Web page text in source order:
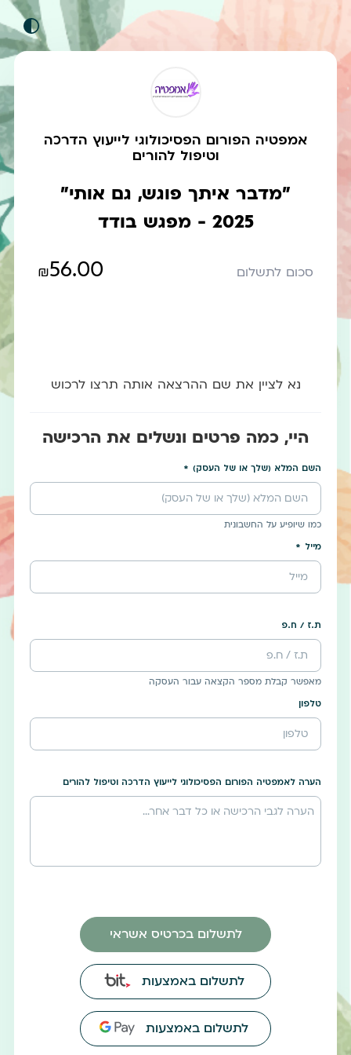
אמפטיה הפורום הפסיכולוגי לייעוץ הדרכה
וטיפול להורים
"מדבר איתך פוגש, גם אותי"
2025 - מפגש בודד
סכום לתשלום ₪56.00
נא לציין את שם ההרצאה אותה תרצו לרכוש
היי, כמה פרטים ונשלים את הרכישה
השם המלא (שלך או של העסק)
כמו שיופיע על החשבונית
מייל
ת.ז / ח.פ
מאפשר קבלת מספר הקצאה עבור העסקה
טלפון
הערה לאמפטיה הפורום הפסיכולוגי לייעוץ הדרכה וטיפול להורים
לתשלום בכרטיס אשראי
לתשלום באמצעות
לתשלום באמצעות